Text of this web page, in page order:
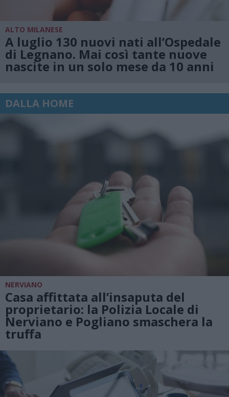
ALTO MILANESE
A luglio 130 nuovi nati all’Ospedale
di Legnano. Mai così tante nuove
nascite in un solo mese da 10 anni
DALLA HOME
NERVIANO
Casa affittata all’insaputa del
proprietario: la Polizia Locale di
Nerviano e Pogliano smaschera la
truffa